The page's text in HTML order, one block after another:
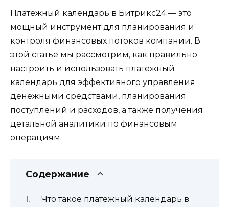
Платежный календарь в Битрикс24 — это
мощный инструмент для планирования и
контроля финансовых потоков компании. В
этой статье мы рассмотрим, как правильно
настроить и использовать платежный
календарь для эффективного управления
денежными средствами, планирования
поступлений и расходов, а также получения
детальной аналитики по финансовым
операциям.
Содержание
Что такое платежный календарь в